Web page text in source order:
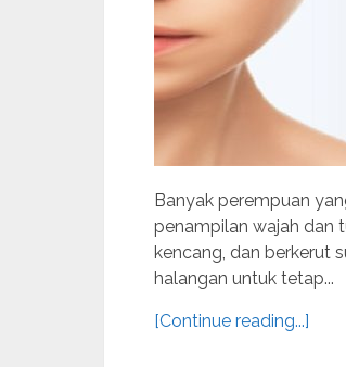
Banyak perempuan
penampilan wajah dan
kencang, dan berkerut
halangan untuk tetap...
[Continue reading...]